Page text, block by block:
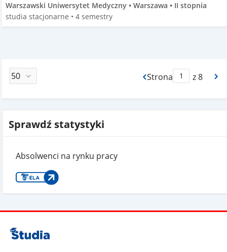
Warszawski Uniwersytet Medyczny • Warszawa • II stopnia
studia stacjonarne • 4 semestry
Strona
Max Stronaz 8
Sprawdź statystyki
Absolwenci na rynku pracy